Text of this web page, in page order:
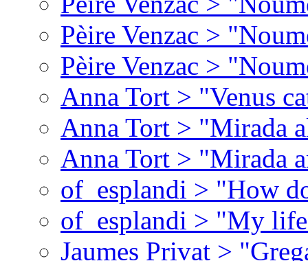
Pèire Venzac >
Pèire Venzac >
Anna Tort > "Venus
Anna Tort > "Mirada
Anna Tort > "Mirada
of_esplandi > "How
of_esplandi > "My
Jaumes Privat >